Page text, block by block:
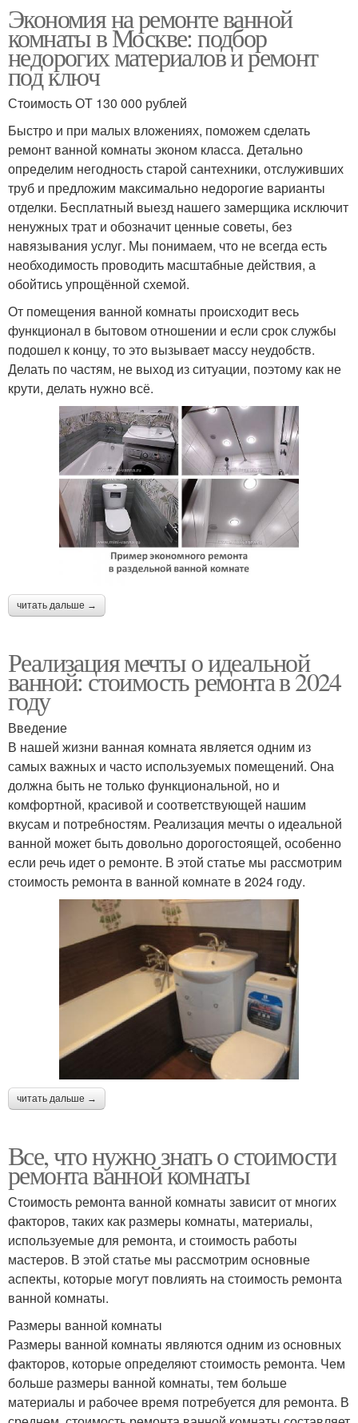
Экономия на ремонте ванной
комнаты в Москве: подбор
недорогих материалов и ремонт
под ключ
Стоимость ОТ 130 000 рублей
Быстро и при малых вложениях, поможем сделать
ремонт ванной комнаты эконом класса. Детально
определим негодность старой сантехники, отслуживших
труб и предложим максимально недорогие варианты
отделки. Бесплатный выезд нашего замерщика исключит
ненужных трат и обозначит ценные советы, без
навязывания услуг. Мы понимаем, что не всегда есть
необходимость проводить масштабные действия, а
обойтись упрощённой схемой.
От помещения ванной комнаты происходит весь
функционал в бытовом отношении и если срок службы
подошел к концу, то это вызывает массу неудобств.
Делать по частям, не выход из ситуации, поэтому как не
крути, делать нужно всё.
читать дальше →
Реализация мечты о идеальной
ванной: стоимость ремонта в 2024
году
Введение
В нашей жизни ванная комната является одним из
самых важных и часто используемых помещений. Она
должна быть не только функциональной, но и
комфортной, красивой и соответствующей нашим
вкусам и потребностям. Реализация мечты о идеальной
ванной может быть довольно дорогостоящей, особенно
если речь идет о ремонте. В этой статье мы рассмотрим
стоимость ремонта в ванной комнате в 2024 году.
читать дальше →
Все, что нужно знать о стоимости
ремонта ванной комнаты
Стоимость ремонта ванной комнаты зависит от многих
факторов, таких как размеры комнаты, материалы,
используемые для ремонта, и стоимость работы
мастеров. В этой статье мы рассмотрим основные
аспекты, которые могут повлиять на стоимость ремонта
ванной комнаты.
Размеры ванной комнаты
Размеры ванной комнаты являются одним из основных
факторов, которые определяют стоимость ремонта. Чем
больше размеры ванной комнаты, тем больше
материалы и рабочее время потребуется для ремонта. В